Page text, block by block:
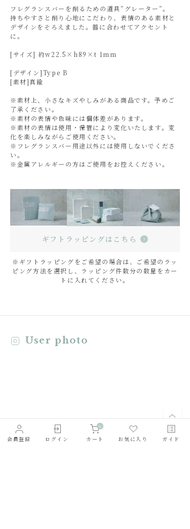
会員登録 ログイン
0
カート お気に入り ガイド
フレグランスバーを削るための道具”グレーター”。
持ちやすさと削り心地にこだわり、表情のある素材と
デザインをそろえました。器に合わせてアクセント
に。
[サイズ] 約w22.5×h89×t 1mm
[デザイン]Type B
[素材]真鍮
※素材上、小さなキズやしみがある商品です。予めご
了承ください。
※素材の表情や色味には個体差があります。
※素材の表情は使用・保管により変化いたします。変
化を楽しみながらご使用ください。
※フレグランスバー用途以外には使用しないでくださ
い。
※金属アレルギーの方はご使用をお控えください。
ギフトラッピングはこちら
※ギフトラッピングをご希望の場合は、ご希望のラッ
ピング方法を選択し、ラッピング件数分の数量をカー
トに入れてください。
User photo
会社概要